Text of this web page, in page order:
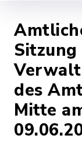
Sitzung
des
Mitte